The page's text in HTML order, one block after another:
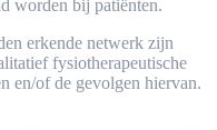
worden bij patiënten.
erkende netwerk zijn
fysiotherapeutische
en/of de gevolgen hiervan.